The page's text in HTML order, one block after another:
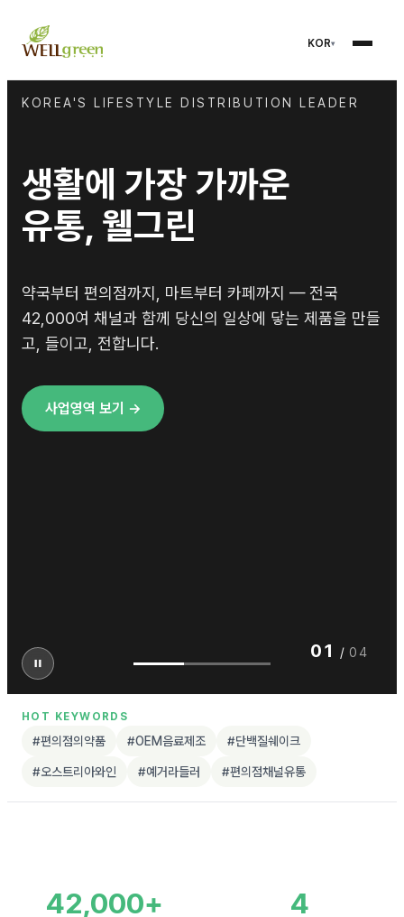
KOR
KOREA'S LIFESTYLE DISTRIBUTION LEADER
생활에 가장 가까운
유통, 웰그린
약국부터 편의점까지, 마트부터 카페까지 — 전국
42,000여 채널과 함께 당신의 일상에 닿는 제품을 만들
고, 들이고, 전합니다.
사업영역 보기 →
01 / 04
HOT KEYWORDS
#편의점의약품 #OEM음료제조 #단백질쉐이크
#오스트리아와인 #예거라들러 #편의점채널유통
42,000+ 4